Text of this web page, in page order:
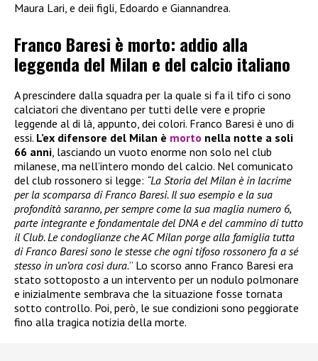
Maura Lari, e deii figli, Edoardo e Giannandrea.
Franco Baresi è morto: addio alla
leggenda del Milan e del calcio italiano
A prescindere dalla squadra per la quale si fa il tifo ci sono
calciatori che diventano per tutti delle vere e proprie
leggende al di là, appunto, dei colori. Franco Baresi è uno di
essi. L’ex difensore del Milan è morto nella notte a soli
66 anni , lasciando un vuoto enorme non solo nel club
milanese, ma nell’intero mondo del calcio. Nel comunicato
del club rossonero si legge: “La Storia del Milan è in lacrime
per la scomparsa di Franco Baresi. Il suo esempio e la sua
profondità saranno, per sempre come la sua maglia numero 6,
parte integrante e fondamentale del DNA e del cammino di tutto
il Club. Le condoglianze che AC Milan porge alla famiglia tutta
di Franco Baresi sono le stesse che ogni tifoso rossonero fa a sé
stesso in un’ora così dura.” Lo scorso anno Franco Baresi era
stato sottoposto a un intervento per un nodulo polmonare
e inizialmente sembrava che la situazione fosse tornata
sotto controllo. Poi, però, le sue condizioni sono peggiorate
fino alla tragica notizia della morte.